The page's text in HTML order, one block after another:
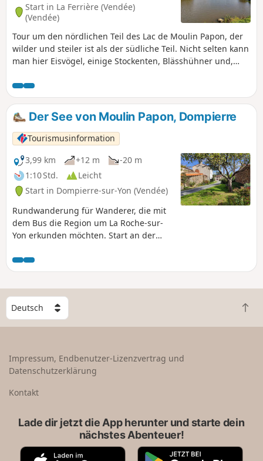
Start in La Ferrière (Vendée)
(Vendée)
Tour um den nördlichen Teil des Lac de Moulin Papon, der
wilder und steiler ist als der südliche Teil. Nicht selten kann
man hier Eisvögel, einige Stockenten, Blässhühner und,
Weiler La Berthelière kann man renovierte alte Häuser
bewundern, die einfach wunderschön sind. Start in der
Gemeinde La Ferrière und gesamte Strecke in der
Gemeinde Dompierre-sur-Yon.
Der See von Moulin Papon, Dompierre
Tourismusinformation
3,99 km
+12 m
-20 m
1:10 Std.
Leicht
Start in Dompierre-sur-Yon (Vendée)
Rundwanderung für Wanderer, die mit
dem Bus die Region um La Roche-sur-
Yon erkunden möchten. Start an der
zwischen La Roche-sur-Yon und
Dompierre-sur-Yon. Sie besuchen das
um den See machen. Anfahrt mit der
Buslinie 10 – Haltestelle Berthelière
W
h
e
n
Z
u
Impressum, Endbenutzer-Lizenzvertrag und
Datenschutzerklärung
Kontakt
Lade dir jetzt die App herunter und starte dein
nächstes Abenteuer!
A
G